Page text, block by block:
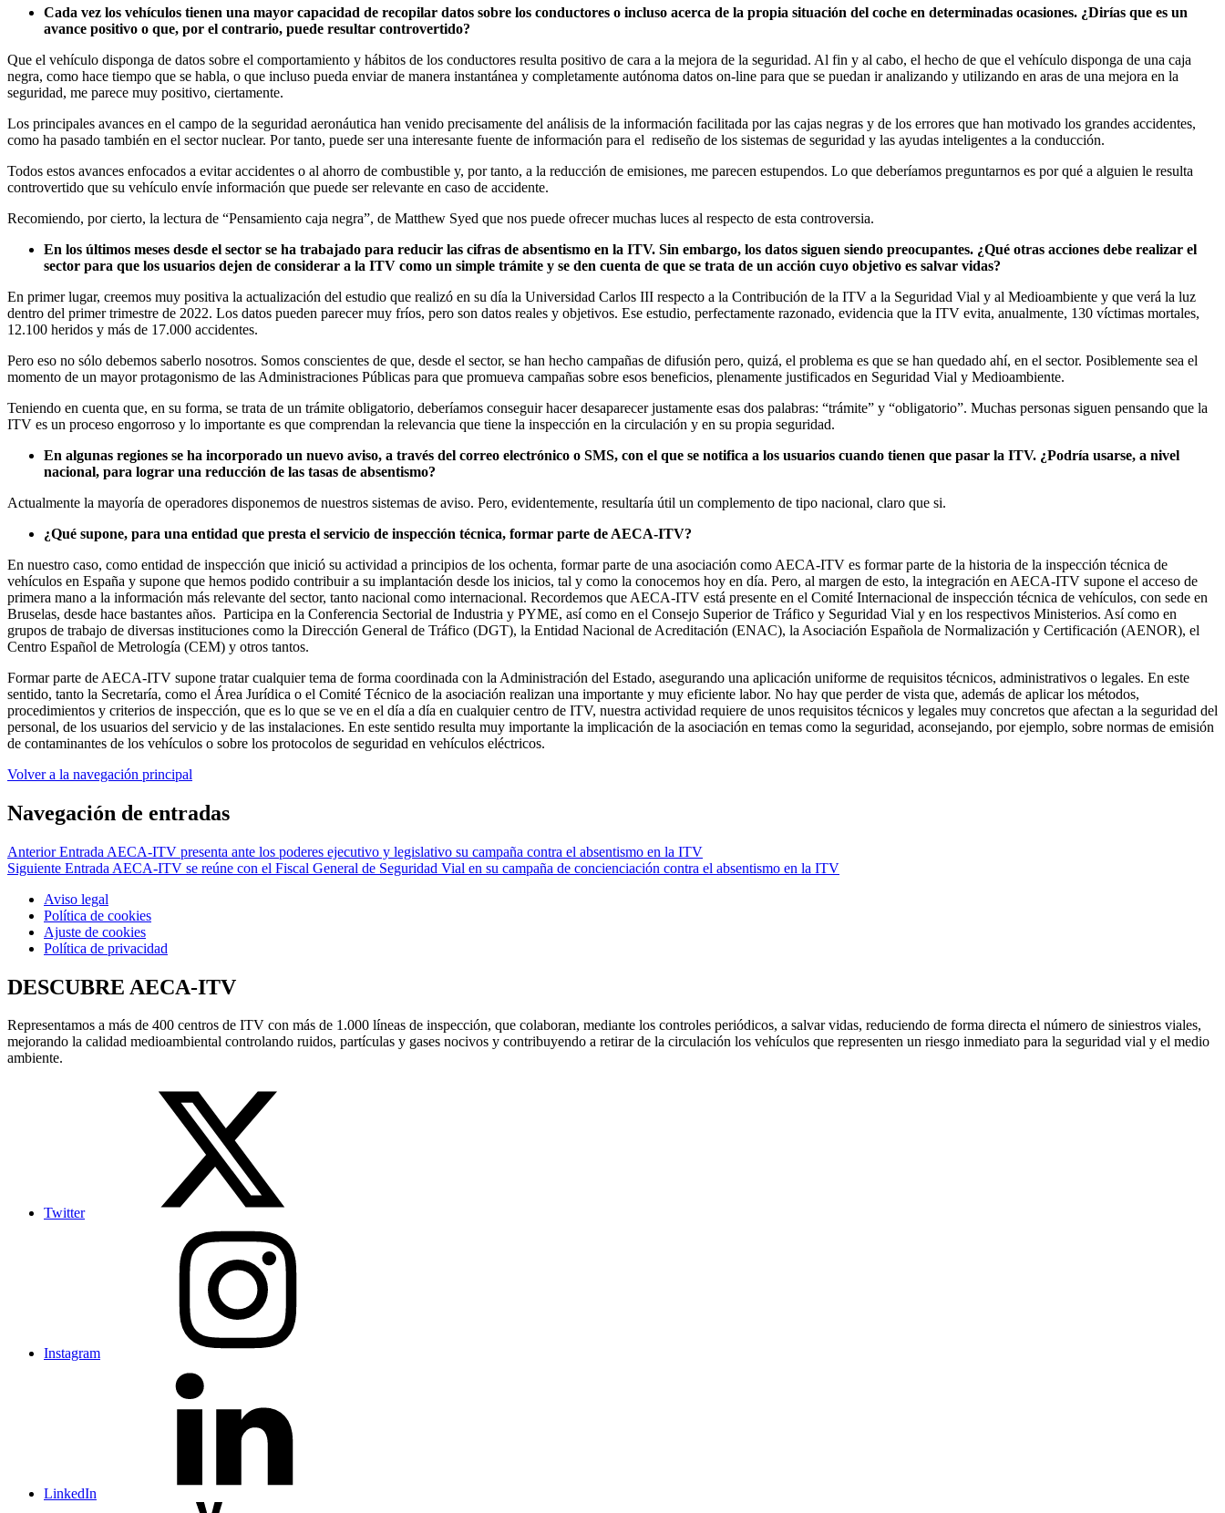
Cada vez los vehículos tienen una mayor capacidad de recopilar datos sobre los conductores o incluso acerca de la propia situación del coche en determinadas ocasiones. ¿Dirías que es un
avance positivo o que, por el contrario, puede resultar controvertido?
Que el vehículo disponga de datos sobre el comportamiento y hábitos de los conductores resulta positivo de cara a la mejora de la seguridad. Al fin y al cabo, el hecho de que el vehículo disponga de una caja
negra, como hace tiempo que se habla, o que incluso pueda enviar de manera instantánea y completamente autónoma datos on-line para que se puedan ir analizando y utilizando en aras de una mejora en la
seguridad, me parece muy positivo, ciertamente.
Los principales avances en el campo de la seguridad aeronáutica han venido precisamente del análisis de la información facilitada por las cajas negras y de los errores que han motivado los grandes accidentes,
como ha pasado también en el sector nuclear. Por tanto, puede ser una interesante fuente de información para el rediseño de los sistemas de seguridad y las ayudas inteligentes a la conducción.
Todos estos avances enfocados a evitar accidentes o al ahorro de combustible y, por tanto, a la reducción de emisiones, me parecen estupendos. Lo que deberíamos preguntarnos es por qué a alguien le resulta
controvertido que su vehículo envíe información que puede ser relevante en caso de accidente.
Recomiendo, por cierto, la lectura de “Pensamiento caja negra”, de Matthew Syed que nos puede ofrecer muchas luces al respecto de esta controversia.
En los últimos meses desde el sector se ha trabajado para reducir las cifras de absentismo en la ITV. Sin embargo, los datos siguen siendo preocupantes. ¿Qué otras acciones debe realizar el
sector para que los usuarios dejen de considerar a la ITV como un simple trámite y se den cuenta de que se trata de un acción cuyo objetivo es salvar vidas?
En primer lugar, creemos muy positiva la actualización del estudio que realizó en su día la Universidad Carlos III respecto a la Contribución de la ITV a la Seguridad Vial y al Medioambiente y que verá la luz
dentro del primer trimestre de 2022. Los datos pueden parecer muy fríos, pero son datos reales y objetivos. Ese estudio, perfectamente razonado, evidencia que la ITV evita, anualmente, 130 víctimas mortales,
12.100 heridos y más de 17.000 accidentes.
Pero eso no sólo debemos saberlo nosotros. Somos conscientes de que, desde el sector, se han hecho campañas de difusión pero, quizá, el problema es que se han quedado ahí, en el sector. Posiblemente sea el
momento de un mayor protagonismo de las Administraciones Públicas para que promueva campañas sobre esos beneficios, plenamente justificados en Seguridad Vial y Medioambiente.
Teniendo en cuenta que, en su forma, se trata de un trámite obligatorio, deberíamos conseguir hacer desaparecer justamente esas dos palabras: “trámite” y “obligatorio”. Muchas personas siguen pensando que la
ITV es un proceso engorroso y lo importante es que comprendan la relevancia que tiene la inspección en la circulación y en su propia seguridad.
En algunas regiones se ha incorporado un nuevo aviso, a través del correo electrónico o SMS, con el que se notifica a los usuarios cuando tienen que pasar la ITV. ¿Podría usarse, a nivel
nacional, para lograr una reducción de las tasas de absentismo?
Actualmente la mayoría de operadores disponemos de nuestros sistemas de aviso. Pero, evidentemente, resultaría útil un complemento de tipo nacional, claro que si.
¿Qué supone, para una entidad que presta el servicio de inspección técnica, formar parte de AECA-ITV?
En nuestro caso, como entidad de inspección que inició su actividad a principios de los ochenta, formar parte de una asociación como AECA-ITV es formar parte de la historia de la inspección técnica de
vehículos en España y supone que hemos podido contribuir a su implantación desde los inicios, tal y como la conocemos hoy en día. Pero, al margen de esto, la integración en AECA-ITV supone el acceso de
primera mano a la información más relevante del sector, tanto nacional como internacional. Recordemos que AECA-ITV está presente en el Comité Internacional de inspección técnica de vehículos, con sede en
Bruselas, desde hace bastantes años. Participa en la Conferencia Sectorial de Industria y PYME, así como en el Consejo Superior de Tráfico y Seguridad Vial y en los respectivos Ministerios. Así como en
grupos de trabajo de diversas instituciones como la Dirección General de Tráfico (DGT), la Entidad Nacional de Acreditación (ENAC), la Asociación Española de Normalización y Certificación (AENOR), el
Centro Español de Metrología (CEM) y otros tantos.
Formar parte de AECA-ITV supone tratar cualquier tema de forma coordinada con la Administración del Estado, asegurando una aplicación uniforme de requisitos técnicos, administrativos o legales. En este
sentido, tanto la Secretaría, como el Área Jurídica o el Comité Técnico de la asociación realizan una importante y muy eficiente labor. No hay que perder de vista que, además de aplicar los métodos,
procedimientos y criterios de inspección, que es lo que se ve en el día a día en cualquier centro de ITV, nuestra actividad requiere de unos requisitos técnicos y legales muy concretos que afectan a la seguridad del
personal, de los usuarios del servicio y de las instalaciones. En este sentido resulta muy importante la implicación de la asociación en temas como la seguridad, aconsejando, por ejemplo, sobre normas de emisión
de contaminantes de los vehículos o sobre los protocolos de seguridad en vehículos eléctricos.
Volver a la navegación principal
Navegación de entradas
Anterior Entrada AECA-ITV presenta ante los poderes ejecutivo y legislativo su campaña contra el absentismo en la ITV
Siguiente Entrada AECA-ITV se reúne con el Fiscal General de Seguridad Vial en su campaña de concienciación contra el absentismo en la ITV
Aviso legal
Política de cookies
Ajuste de cookies
Política de privacidad
DESCUBRE AECA-ITV
Representamos a más de 400 centros de ITV con más de 1.000 líneas de inspección, que colaboran, mediante los controles periódicos, a salvar vidas, reduciendo de forma directa el número de siniestros viales,
mejorando la calidad medioambiental controlando ruidos, partículas y gases nocivos y contribuyendo a retirar de la circulación los vehículos que representen un riesgo inmediato para la seguridad vial y el medio
ambiente.
Twitter
Instagram
LinkedIn